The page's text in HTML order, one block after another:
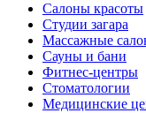
Салоны красоты
Студии загара
Массажные
Сауны и бани
Фитнес-центры
Стоматологии
Медицинские